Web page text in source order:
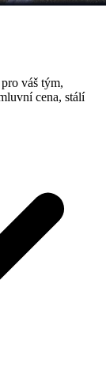
váš tým,
cena, stálí